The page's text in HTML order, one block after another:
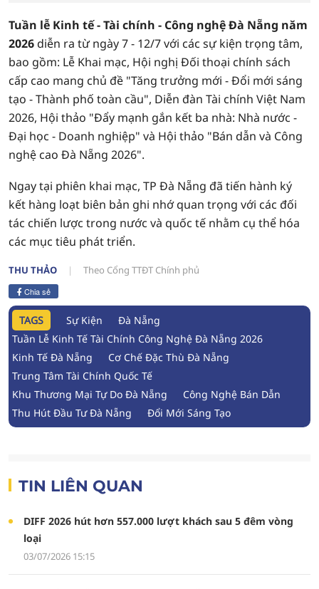
Tuần lễ Kinh tế - Tài chính - Công nghệ Đà Nẵng năm
2026diễn ra từ ngày 7 - 12/7 với các sự kiện trọng tâm,
bao gồm: Lễ Khai mạc, Hội nghị Đối thoại chính sách
cấp cao mang chủ đề "Tăng trưởng mới - Đổi mới sáng
tạo - Thành phố toàn cầu", Diễn đàn Tài chính Việt Nam
2026, Hội thảo "Đẩy mạnh gắn kết ba nhà: Nhà nước -
Đại học - Doanh nghiệp" và Hội thảo "Bán dẫn và Công
nghệ cao Đà Nẵng 2026".
Ngay tại phiên khai mạc, TP Đà Nẵng đã tiến hành ký
kết hàng loạt biên bản ghi nhớ quan trọng với các đối
tác chiến lược trong nước và quốc tế nhằm cụ thể hóa
các mục tiêu phát triển.
THU THẢO Theo Cổng TTĐT Chính phủ
Chia sẻ
TAGS Sự Kiện
Đà Nẵng
Tuần Lễ Kinh Tế Tài Chính Công Nghệ Đà Nẵng 2026
Kinh Tế Đà Nẵng
Cơ Chế Đặc Thù Đà Nẵng
Trung Tâm Tài Chính Quốc Tế
Khu Thương Mại Tự Do Đà Nẵng
Công Nghệ Bán Dẫn
Thu Hút Đầu Tư Đà Nẵng
Đổi Mới Sáng Tạo
TIN LIÊN QUAN
DIFF 2026 hút hơn 557.000 lượt khách sau 5 đêm vòng
loại
03/07/2026 15:15